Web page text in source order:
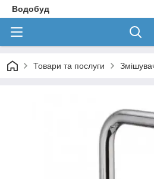
Водобуд
Товари та послуги